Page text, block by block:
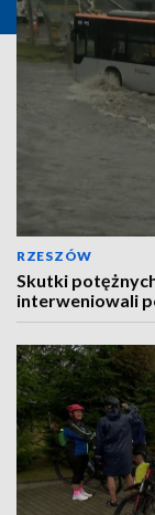
RZESZÓW
Skutki
interweniowali